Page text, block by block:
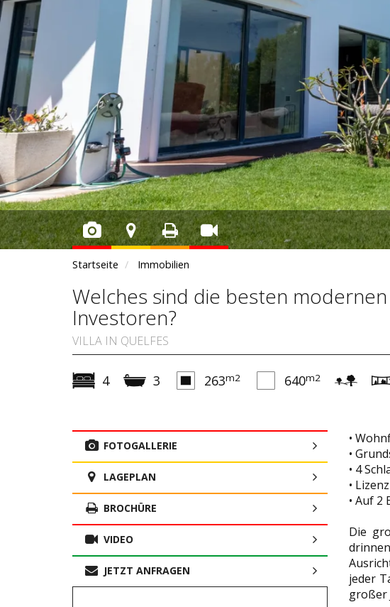
Startseite Immobilien
Welches sind die besten
Investoren?
VILLA IN QUELFES
4 3 263m2 640m2
FOTOGALLERIE
LAGEPLAN
BROCHÜRE
VIDEO
JETZT ANFRAGEN
•
•
• 4
•
• Auf 2
Die
jeder
großer